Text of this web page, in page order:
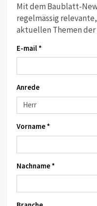
Mit dem Baublatt-
regelmässig
aktuellen Themen der
E-mail *
Anrede
Vorname *
Nachname *